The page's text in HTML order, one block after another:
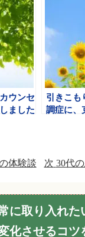
ウンセ
ました
引きこも
調症に、
体験談 次 30代
に取り入れた
化させるコツ